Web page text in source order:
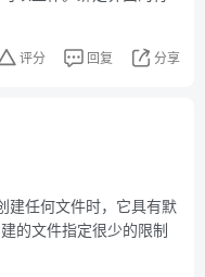
评分 回复 分享
建任何文件时，它具有默
的文件指定很少的限制